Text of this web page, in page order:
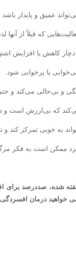
عمیق و پایدار
که قبلاً از آنها
کاهش یا افزایش
یا پرخوابی شود.
و بی‌حالی می‌کند و
که بی‌ارزش است و
به خوبی تمرکز کند و
ممکن است به فکر
شده، صددرصد برای
خواهید درمان